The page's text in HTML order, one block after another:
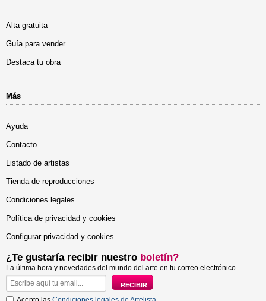
Alta gratuita
Guía para vender
Destaca tu obra
Más
Ayuda
Contacto
Listado de artistas
Tienda de reproducciones
Condiciones legales
Política de privacidad y cookies
Configurar privacidad y cookies
¿Te gustaría recibir nuestro boletín?
La última hora y novedades del mundo del arte en tu correo electrónico